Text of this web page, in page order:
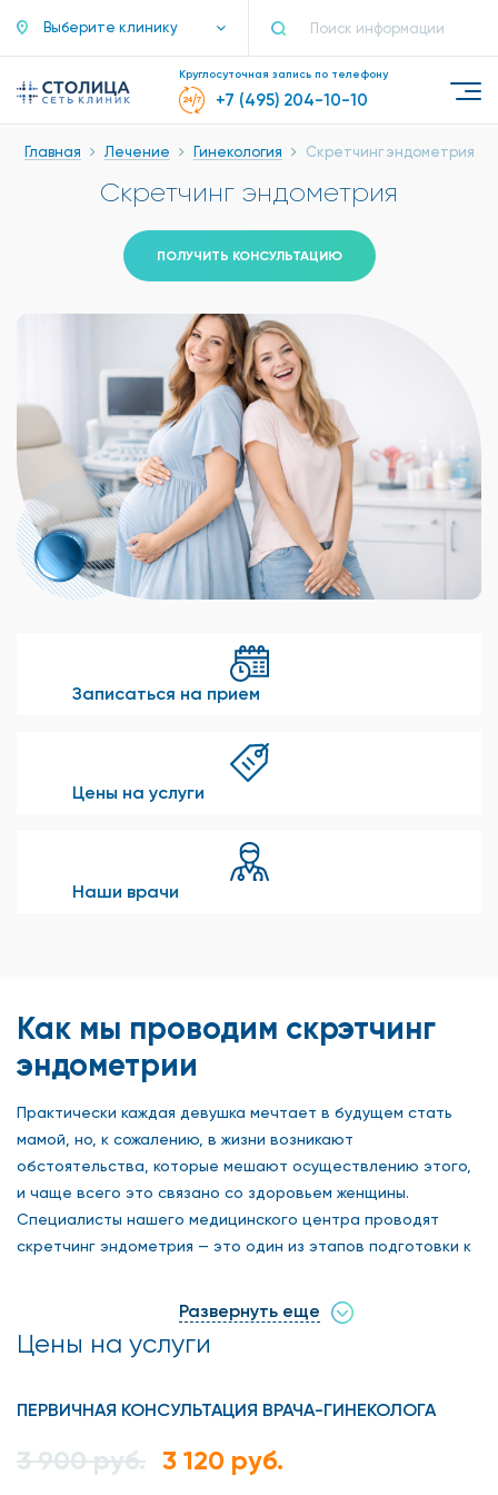
Выберите клинику
Круглосуточная запись по телефону
+7 (495) 204-10-10
Главная Лечение Гинекология Скретчинг эндометрия
Скретчинг эндометрия
ПОЛУЧИТЬ КОНСУЛЬТАЦИЮ
Записаться на прием
Цены на услуги
Наши врачи
Как мы проводим скрэтчинг
эндометрии
Практически каждая девушка мечтает в будущем стать
мамой, но, к сожалению, в жизни возникают
обстоятельства, которые мешают осуществлению этого,
и чаще всего это связано со здоровьем женщины.
Специалисты нашего медицинского центра проводят
скретчинг эндометрия — это один из этапов подготовки к
рекомендуют в том случае, если толщина слизистой
оболочки матки не соответствует нормальной или в
прошлом у девушки были неудачные попытки
любая девушка, имеющая направление от врача, может
недорого.
Развернуть еще
Цены на услуги
ПЕРВИЧНАЯ КОНСУЛЬТАЦИЯ ВРАЧА-ГИНЕКОЛОГА
3 900 руб. 3 120 руб.